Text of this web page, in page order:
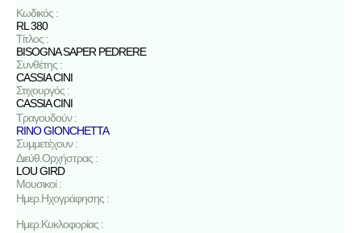
Κωδικός :
RL 380
Τίτλος :
BISOGNA SAPER PEDRERE
Συνθέτης :
CASSIA CINI
Στιχουργός :
CASSIA CINI
Τραγουδούν :
RINO GIONCHETTA
Συμμετέχουν :
Διεύθ.Ορχήστρας :
LOU GIRD
Μουσικοί :
Ημερ.Ηχογράφησης :
Ημερ.Κυκλοφορίας :